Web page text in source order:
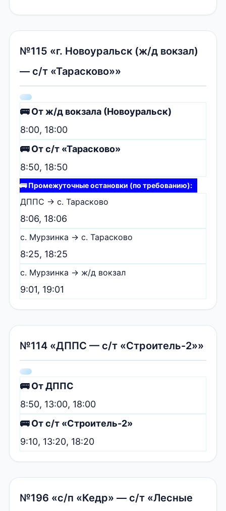
№115 «г. Новоуральск (ж/д вокзал)
— с/т «Тарасково»»
🚌 От ж/д вокзала (Новоуральск)
8:00, 18:00
🚌 От с/т «Тарасково»
8:50, 18:50
🚌 Промежуточные остановки (по требованию):
ДППС → с. Тарасково
8:06, 18:06
с. Мурзинка → с. Тарасково
8:25, 18:25
с. Мурзинка → ж/д вокзал
9:01, 19:01
№114 «ДППС — с/т «Строитель-2»»
🚌 От ДППС
8:50, 13:00, 18:00
🚌 От с/т «Строитель-2»
9:10, 13:20, 18:20
№196 «с/п «Кедр» — с/т «Лесные